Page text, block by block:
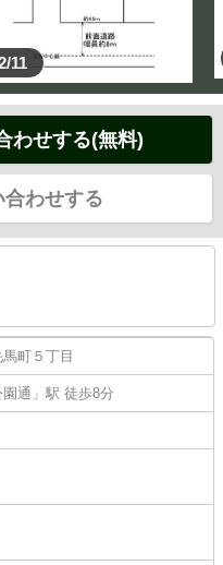
11
わせする(無料)
合わせする
馬町 ５丁目
通 」駅 徒歩8分